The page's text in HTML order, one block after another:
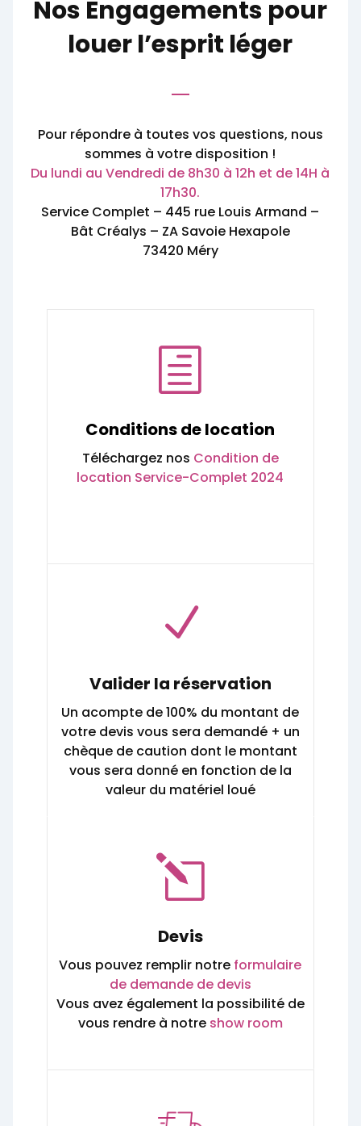
Nos Engagements pour
louer l’esprit léger
Pour répondre à toutes vos questions, nous
sommes à votre disposition !
Du lundi au Vendredi de 8h30 à 12h et de 14H à
17h30.
Service Complet – 445 rue Louis Armand –
Bât Créalys – ZA Savoie Hexapole
73420 Méry
h
Conditions de location
Téléchargez nos Condition de
location Service-Complet 2024
N
Valider la réservation
Un acompte de 100% du montant de
votre devis vous sera demandé + un
chèque de caution dont le montant
vous sera donné en fonction de la
valeur du matériel loué
l
Devis
Vous pouvez remplir notre formulaire
de demande de devis
Vous avez également la possibilité de
vous rendre à notre show room